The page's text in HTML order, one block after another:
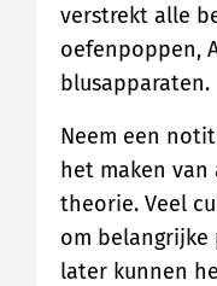
verstrekt alle
oefenpoppen,
blusapparaten.
Neem een
het maken
theorie. Veel
om
later kunnen